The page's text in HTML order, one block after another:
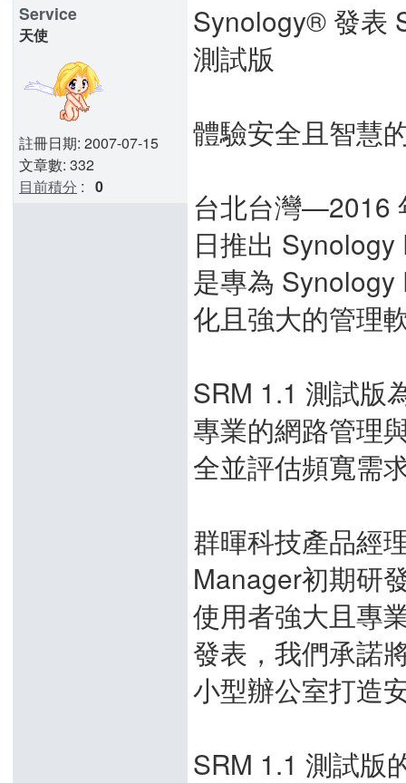
Service
天使
註冊日期: 2007-07-15
文章數: 332
目前積分 : 0
Synology® 發表
測試版
體驗安全且智慧
台北台灣—2016
日推出
是專為
化且強大的管理
SRM 1.1 測試版
專業的網路管理
全並評估頻寬需
群暉科技產品經
Manager初期研
使用者強大且專
發表，我們承諾
小型辦公室
SRM 1.1 測試版